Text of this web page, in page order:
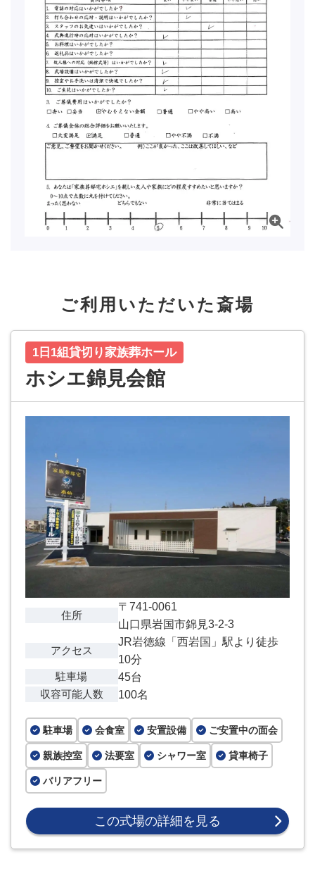
ご利用いただいた斎場
ホシエ錦見会館
1日1組貸切り家族葬ホール
住所
〒741-0061
山口県岩国市錦見3-2-3
アクセス
JR岩徳線「西岩国」駅より徒歩
10分
駐車場
45台
収容可能人数
100名
駐車場 会食室 安置設備 ご安置中の面会
親族控室 法要室 シャワー室 貸車椅子
バリアフリー
この式場の詳細を見る